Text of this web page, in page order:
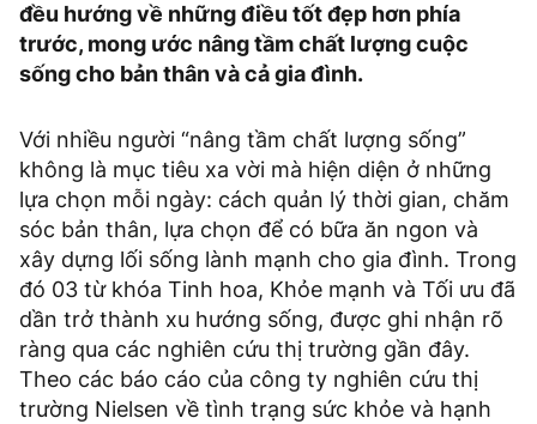
đều hướng về những điều tốt đẹp hơn phía
trước, mong ước nâng tầm chất lượng cuộc
sống cho bản thân và cả gia đình.
Với nhiều người “nâng tầm chất lượng sống”
không là mục tiêu xa vời mà hiện diện ở những
lựa chọn mỗi ngày: cách quản lý thời gian, chăm
sóc bản thân, lựa chọn để có bữa ăn ngon và
xây dựng lối sống lành mạnh cho gia đình. Trong
đó 03 từ khóa Tinh hoa, Khỏe mạnh và Tối ưu đã
dần trở thành xu hướng sống, được ghi nhận rõ
ràng qua các nghiên cứu thị trường gần đây.
Theo các báo cáo của công ty nghiên cứu thị
trường Nielsen về tình trạng sức khỏe và hạnh